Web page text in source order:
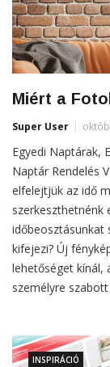
Miért a
Super User
Egyedi Naptárak,
Naptár Rendelés
elfelejtjük az idő
szerkeszthetnénk
időbeosztásunkat
kifejezi? Új
lehetőséget kínál,
személyre
INSPIRÁCIÓ